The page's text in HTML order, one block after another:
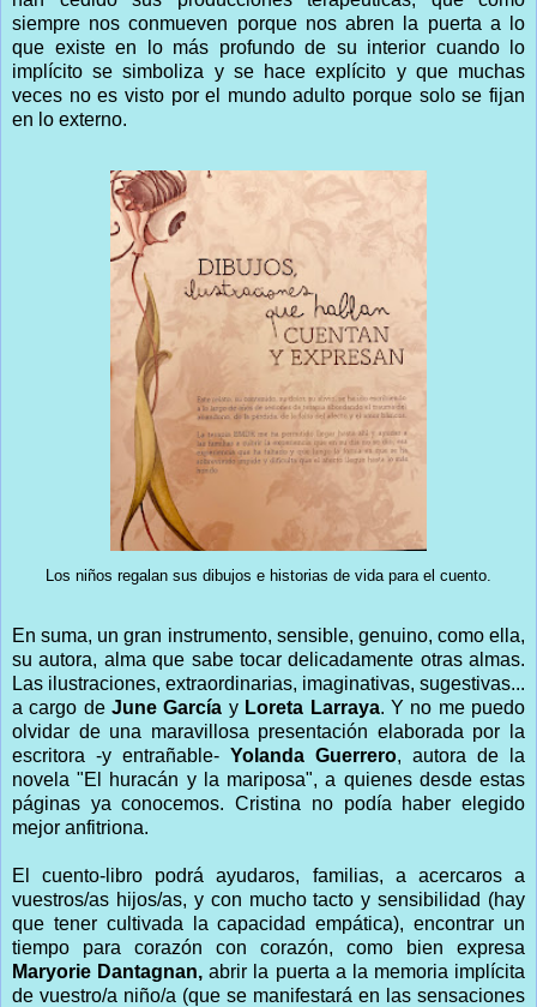
siempre nos conmueven porque nos abren la puerta a lo
que existe en lo más profundo de su interior cuando lo
implícito se simboliza y se hace explícito y que muchas
veces no es visto por el mundo adulto porque solo se fijan
en lo externo.
Los niños regalan sus dibujos e historias de vida para el cuento.
En suma, un gran instrumento, sensible, genuino, como ella,
su autora, alma que sabe tocar delicadamente otras almas.
Las ilustraciones, extraordinarias, imaginativas, sugestivas...
a cargo deJune García y Loreta Larraya. Y no me puedo
olvidar de una maravillosa presentación elaborada por la
escritora -y entrañable- Yolanda Guerrero, autora de la
novela "El huracán y la mariposa", a quienes desde estas
páginas ya conocemos. Cristina no podía haber elegido
mejor anfitriona.
El cuento-libro podrá ayudaros, familias, a acercaros a
vuestros/as hijos/as, y con mucho tacto y sensibilidad (hay
que tener cultivada la capacidad empática), encontrar un
tiempo para corazón con corazón, como bien expresa
Maryorie Dantagnan, abrir la puerta a la memoria implícita
de vuestro/a niño/a (que se manifestará en las sensaciones